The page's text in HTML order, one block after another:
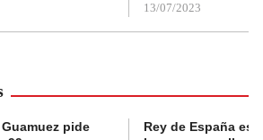
13/07/2023
pide
Rey de España es